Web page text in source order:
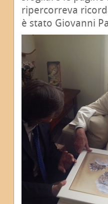
ripercorreva
è stato Giovanni